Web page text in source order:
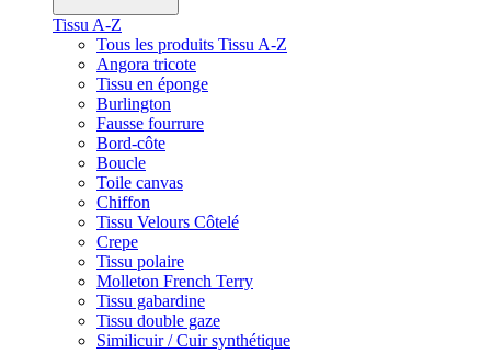
Tissu A-Z
Tous les produits Tissu A-Z
Angora tricote
Tissu en éponge
Burlington
Fausse fourrure
Bord-côte
Boucle
Toile canvas
Chiffon
Tissu Velours Côtelé
Crepe
Tissu polaire
Molleton French Terry
Tissu gabardine
Tissu double gaze
Similicuir / Cuir synthétique